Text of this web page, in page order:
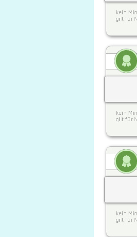
kein
gilt für
kein
gilt für
kein
gilt für